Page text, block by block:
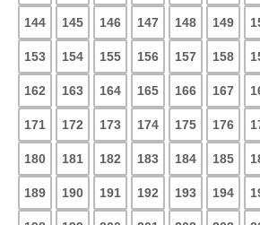
144 145 146 147 148 149
153 154 155 156 157 158
162 163 164 165 166 167
171 172 173 174 175 176
180 181 182 183 184 185
189 190 191 192 193 194